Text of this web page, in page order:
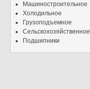
Машиностроительное
Холодильное
Грузоподъемное
Сельскохозяйственное
Подшипники